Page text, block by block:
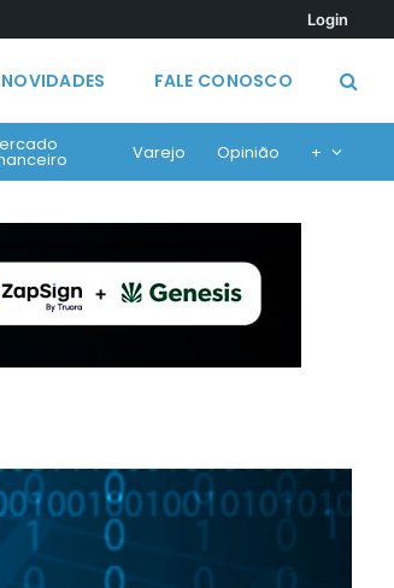
Login
NOVIDADES FALE CONOSCO
Varejo Opinião +